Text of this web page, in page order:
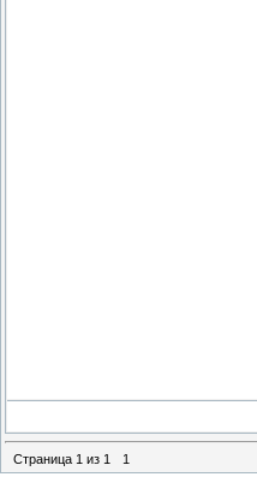
Страница 1 из 1 1